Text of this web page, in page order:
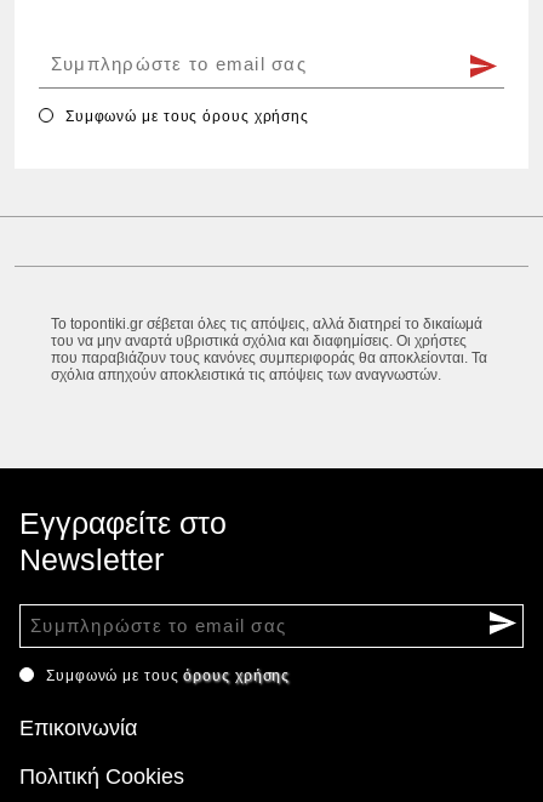
Συμφωνώ με τουςόρους χρήσης
Το topontiki.gr σέβεται όλες τις απόψεις, αλλά διατηρεί το δικαίωμά
του να μην αναρτά υβριστικά σχόλια και διαφημίσεις. Οι χρήστες
που παραβιάζουν τους κανόνες συμπεριφοράς θα αποκλείονται. Τα
σχόλια απηχούν αποκλειστικά τις απόψεις των αναγνωστών.
Εγγραφείτε στο
Newsletter
Συμφωνώ με τουςόρους χρήσης
Επικοινωνία
Πολιτική Cookies